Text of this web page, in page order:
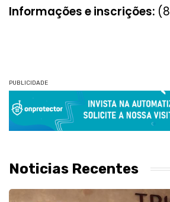
Informações e inscrições:
PUBLICIDADE
Noticias Recentes